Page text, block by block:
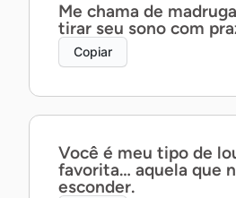
Me chama de
tirar seu sono com
Copiar
Você é meu tipo de
favorita… aquela que
esconder.